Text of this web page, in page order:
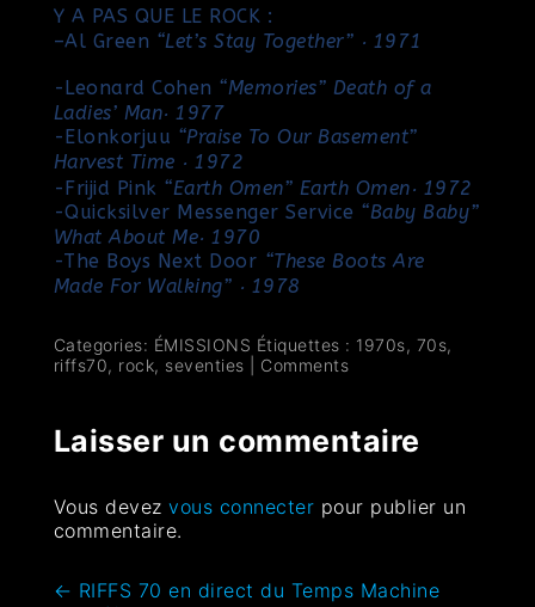
Y A PAS QUE LE ROCK :
–Al Green “Let’s Stay Together” ‧ 1971
-Leonard Cohen “Memories” Death of a
Ladies’ Man‧ 1977
-Elonkorjuu “Praise To Our Basement”
Harvest Time ‧ 1972
-Frijid Pink “Earth Omen” Earth Omen‧ 1972
-Quicksilver Messenger Service “Baby Baby”
What About Me‧ 1970
-The Boys Next Door “These Boots Are
Made For Walking” ‧ 1978
Categories: ÉMISSIONS Étiquettes : 1970s, 70s,
riffs70, rock, seventies Comments
Laisser un commentaire
Vous devezvous connecter pour publier un
commentaire.
← RIFFS 70 en direct du Temps Machine